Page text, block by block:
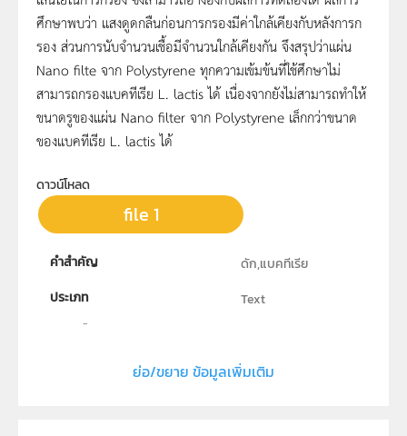
ศึกษาพบว่า แสงดูดกลืนก่อนการกรองมีค่าใกล้เคียงกับหลังการก
รอง ส่วนการนับจำนวนเชื้อมีจำนวนใกล้เคียงกัน จึงสรุปว่าแผ่น
Nano filte จาก Polystyrene ทุกความเข้มข้นที่ใช้ศึกษาไม่
สามารถกรองแบคทีเรีย L. lactis ได้ เนื่องจากยังไม่สามารถทำให้
ขนาดรูของแผ่น Nano filter จาก Polystyrene เล็กกว่าขนาด
ของแบคทีเรีย L. lactis ได้
ดาวน์โหลด
file 1
คำสำคัญ
ดัก,แบคทีเรีย
ประเภท
Text
ย่อ/ขยาย ข้อมูลเพิ่มเติม